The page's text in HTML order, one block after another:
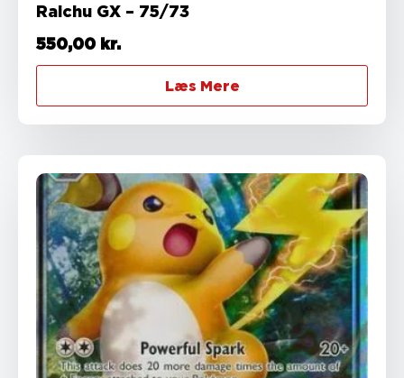
Raichu GX – 75/73
550,00 kr.
Læs Mere